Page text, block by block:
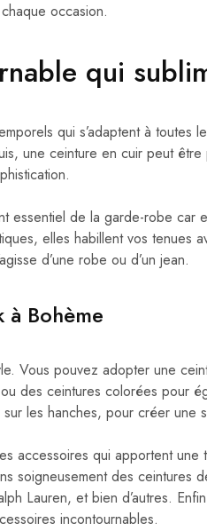
occasion.
qui
qui s’adaptent à toutes
une ceinture en cuir peut
essentiel de la garde-robe car
elles habillent vos tenues
d’une robe ou d’un jean.
à Bohème
Vous pouvez adopter une
des ceintures colorées pour
les hanches, pour créer une
accessoires qui apportent
soigneusement des ceintures
Lauren, et bien d’autres.
incontournables.